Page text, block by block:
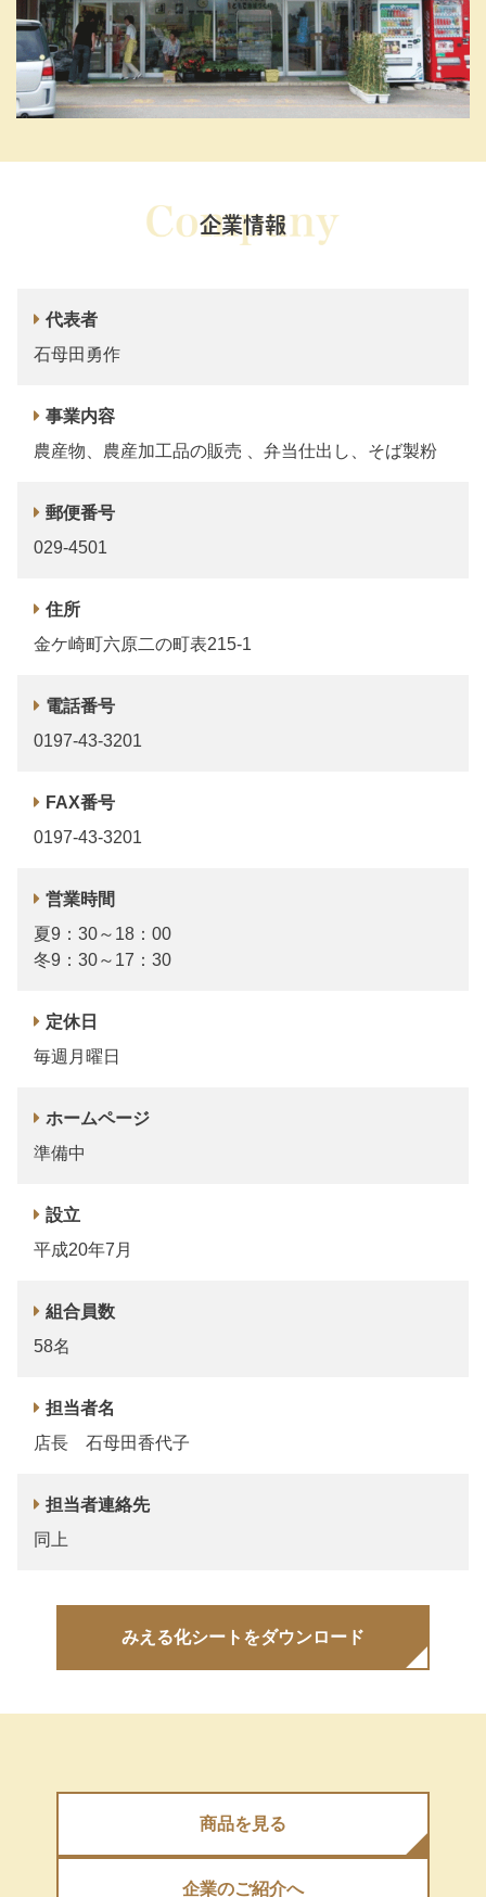
企業情報
代表者
石母田勇作
事業内容
農産物、農産加工品の販売 、弁当仕出し、そば製粉
郵便番号
029-4501
住所
金ケ崎町六原二の町表215-1
電話番号
0197-43-3201
FAX番号
0197-43-3201
営業時間
夏9：30～18：00
冬9：30～17：30
定休日
毎週月曜日
ホームページ
準備中
設立
平成20年7月
組合員数
58名
担当者名
店長 石母田香代子
担当者連絡先
同上
みえる化シートをダウンロード
商品を見る
企業のご紹介へ